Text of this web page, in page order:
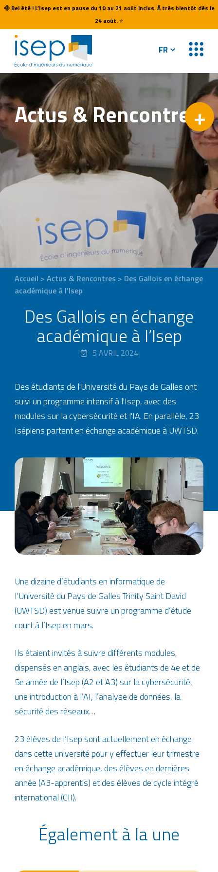
🌞Bel été ! L’Isep est en pause du 10 au 21 août inclus. À très bientôt dès le
24 août. ⭐
+
Actus &Rencontres
Accueil > Actus & Rencontres > Des Gallois en échange
académique à l’Isep
Des Gallois en échange
académique à l’Isep
5 AVRIL 2024
Des étudiants de l'Université du Pays de Galles ont
suivi un programme intensif à l'Isep, avec des
modules sur la cybersécurité et l'IA. En parallèle, 23
Isépiens partent en échange académique à UWTSD.
Une dizaine d’étudiants en informatique de
l’Université du Pays de Galles Trinity Saint David
(UWTSD) est venue suivre un programme d’étude
court à l’Isep en mars.
Ils étaient invités à suivre différents modules,
dispensés en anglais, avec les étudiants de 4e et de
5e année de l’Isep (A2 et A3) sur la cybersécurité,
une introduction à l’AI, l’analyse de données, la
sécurité des réseaux…
23 élèves de l’Isep sont actuellement en échange
dans cette université pour y effectuer leur trimestre
en échange académique, des élèves en dernières
année (A3-apprentis) et des élèves de cycle intégré
international (CII).
Également à la une